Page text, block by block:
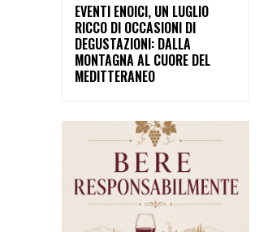
EVENTI ENOICI, UN LUGLIO
RICCO DI OCCASIONI DI
DEGUSTAZIONI: DALLA
MONTAGNA AL CUORE DEL
MEDITTERANEO